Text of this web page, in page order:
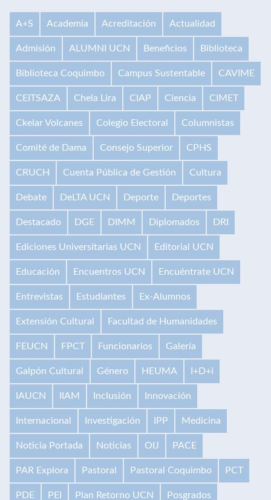
A+S Academia Acreditación Actualidad
Admisión ALUMNI UCN Beneficios Biblioteca
Biblioteca Coquimbo Campus Sustentable CAVIME
CEITSAZA Chela Lira CIAP Ciencia CIMET
Ckelar Volcanes Colegio Electoral Columnistas
Comité de Dama Consejo Superior CPHS
CRUCH Cuenta Pública de Gestión Cultura
Debate DeLTA UCN Deporte Deportes
Destacado DGE DIMM Diplomados DRI
Ediciones Universitarias UCN Editorial UCN
Educación Encuentros UCN Encuéntrate UCN
Entrevistas Estudiantes Ex-Alumnos
Extensión Cultural Facultad de Humanidades
FEUCN FPCT Funcionarios Galería
Galpón Cultural Género HEUMA I+D+i
IAUCN IIAM Inclusión Innovación
Internacional Investigación IPP Medicina
Noticia Portada Noticias OIJ PACE
PAR Explora Pastoral Pastoral Coquimbo PCT
PDE PEI Plan Retorno UCN Posgrados